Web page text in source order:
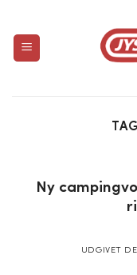
indhold
Ny
UDGIVET